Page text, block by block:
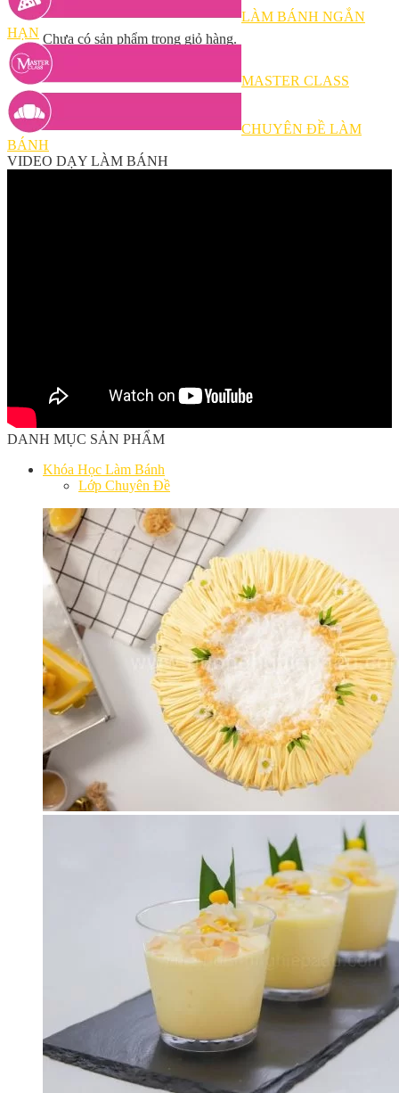
Giỏ hàng
Chưa có sản phẩm trong giỏ hàng.
LÀM BÁNH NGẮN
HẠN
MASTER CLASS
CHUYÊN ĐỀ LÀM
BÁNH
VIDEO DẠY LÀM BÁNH
DANH MỤC SẢN PHẨM
Khóa Học Làm Bánh
Lớp Chuyên Đề